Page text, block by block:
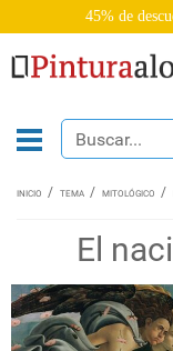
45% de
INICIO TEMA MITOLÓGICO
El